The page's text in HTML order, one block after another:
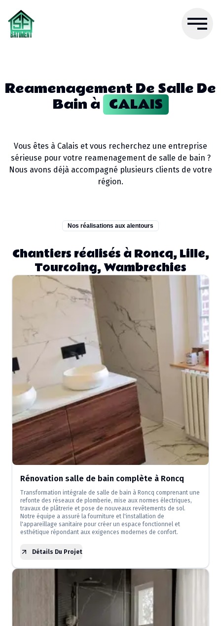
Reamenagement De Salle De
Bainà CALAIS
Vous êtes à Calais et vous recherchez une entreprise
sérieuse pour votre reamenagement de salle de bain ?
Nous avons déjà accompagné plusieurs clients de votre
région.
Nos réalisations aux alentours
Chantiers réalisés à Roncq, Lille,
Tourcoing, Wambrechies
Rénovation salle de bain complète à Roncq
Transformation intégrale de salle de bain à Roncq comprenant une
refonte des réseaux de plomberie, mise aux normes électriques,
travaux de plâtrerie et pose de nouveaux revêtements de sol.
Notre équipe a assuré la fourniture et l'installation de
l'appareillage sanitaire pour créer un espace fonctionnel et
esthétique répondant aux exigences modernes de confort.
Détails Du Projet